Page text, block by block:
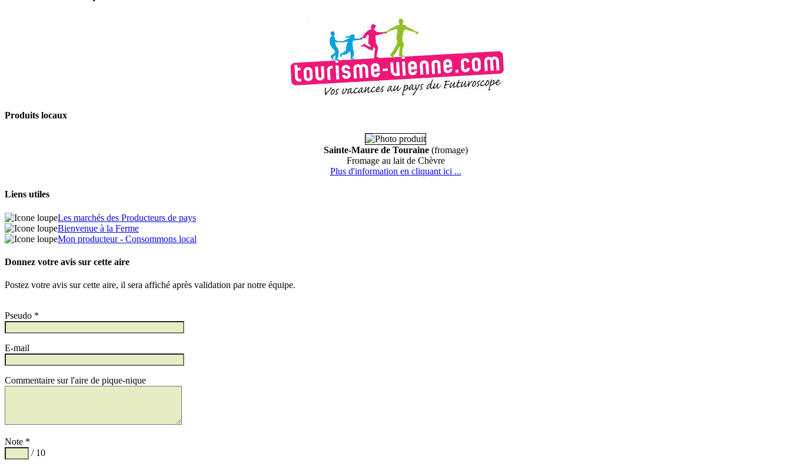
Produits locaux
Sainte-Maure de Touraine(fromage)
Fromage au lait de Chèvre
Plus d'information en cliquant ici ...
Liens utiles
Les marchés des Producteurs de pays
Bienvenue à la Ferme
Mon producteur - Consommons local
Donnez votre avis sur cette aire
Postez votre avis sur cette aire, il sera affiché après validation par notre équipe.
Pseudo *
E-mail
Commentaire sur l'aire de pique-nique
Note *
/ 10